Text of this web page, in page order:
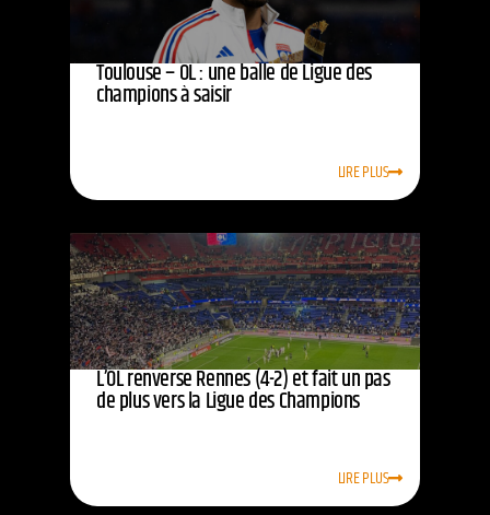
Toulouse – OL : une balle de Ligue des
champions à saisir
LIRE PLUS
L’OL renverse Rennes (4-2) et fait un pas
de plus vers la Ligue des Champions
LIRE PLUS